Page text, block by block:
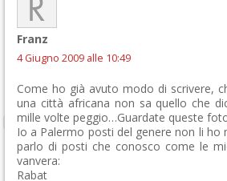
Franz
4 Giugno 2009 alle 10:49
Come ho già avuto modo di scrivere,
una città africana non sa quello che
mille volte peggio…Guardate queste
Io a Palermo posti del genere non li ho
parlo di posti che conosco come le
vanvera:
Rabat